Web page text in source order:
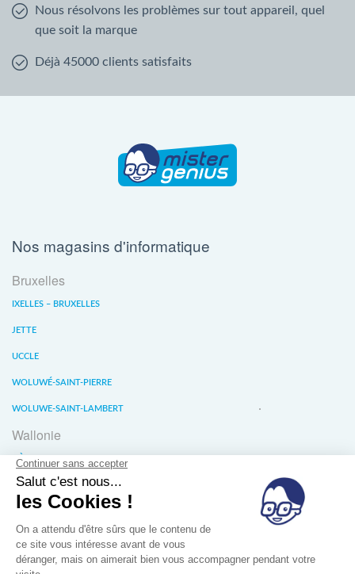
Nous résolvons les problèmes sur tout appareil, quel
que soit la marque
Déjà 45000 clients satisfaits
Nos magasins d'informatique
Bruxelles
IXELLES – BRUXELLES
JETTE
UCCLE
WOLUWÉ-SAINT-PIERRE
WOLUWE-SAINT-LAMBERT
Wallonie
LIÈGE
WATERLOO
WAVRE